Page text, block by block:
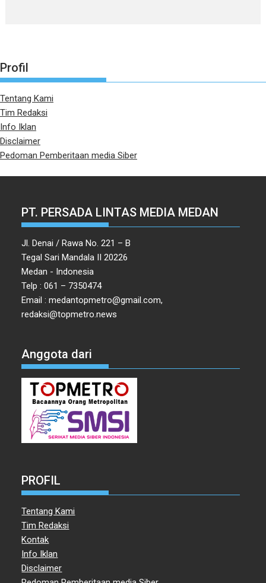
Profil
Tentang Kami
Tim Redaksi
Info Iklan
Disclaimer
Pedoman Pemberitaan media Siber
PT. PERSADA LINTAS MEDIA MEDAN
Jl. Denai / Rawa No. 221 – B
Tegal Sari Mandala II 20226
Medan - Indonesia
Telp : 061 – 7350474
Email : medantopmetro@gmail.com,
redaksi@topmetro.news
Anggota dari
PROFIL
Tentang Kami
Tim Redaksi
Kontak
Info Iklan
Disclaimer